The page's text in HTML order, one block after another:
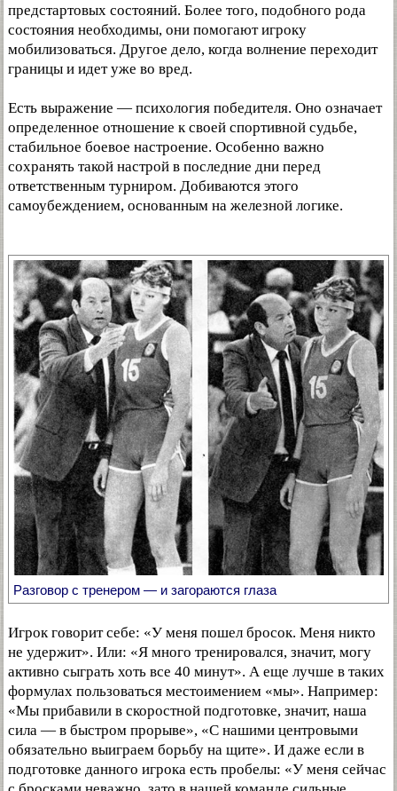
предстартовых состояний. Более того, подобного рода
состояния необходимы, они помогают игроку
мобилизоваться. Другое дело, когда волнение переходит
границы и идет уже во вред.
Есть выражение — психология победителя. Оно означает
определенное отношение к своей спортивной судьбе,
стабильное боевое настроение. Особенно важно
сохранять такой настрой в последние дни перед
ответственным турниром. Добиваются этого
самоубеждением, основанным на железной логике.
Разговор с тренером — и загораются глаза
Игрок говорит себе: «У меня пошел бросок. Меня никто
не удержит». Или: «Я много тренировался, значит, могу
активно сыграть хоть все 40 минут». А еще лучше в таких
формулах пользоваться местоимением «мы». Например:
«Мы прибавили в скоростной подготовке, значит, наша
сила — в быстром прорыве», «С нашими центровыми
обязательно выиграем борьбу на щите». И даже если в
подготовке данного игрока есть пробелы: «У меня сейчас